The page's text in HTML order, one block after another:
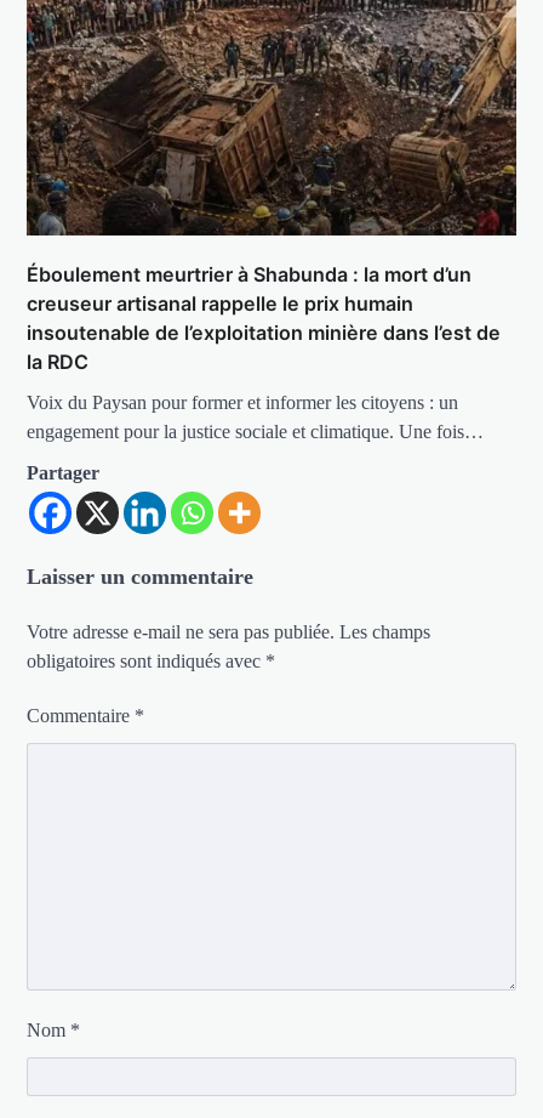
Éboulement meurtrier à Shabunda : la mort d’un
creuseur artisanal rappelle le prix humain
insoutenable de l’exploitation minière dans l’est de
la RDC
Voix du Paysan pour former et informer les citoyens : un
engagement pour la justice sociale et climatique. Une fois…
Partager
Laisser un commentaire
Votre adresse e-mail ne sera pas publiée. Les champs
obligatoires sont indiqués avec *
Commentaire *
Nom *